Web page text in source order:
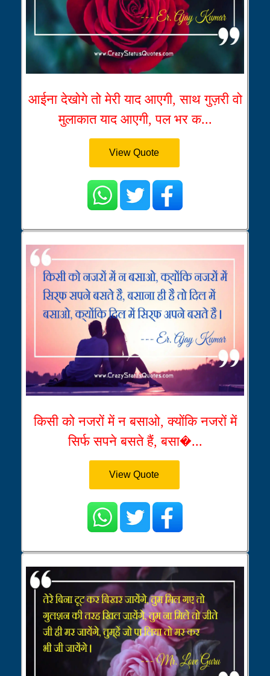
आईना देखोगे तो मेरी याद आएगी, साथ गुज़री वो
मुलाकात याद आएगी, पल भर क...
View Quote
किसी को नजरों में न बसाओ, क्योंकि नजरों में
सिर्फ सपने बसते हैं, बसा�...
View Quote